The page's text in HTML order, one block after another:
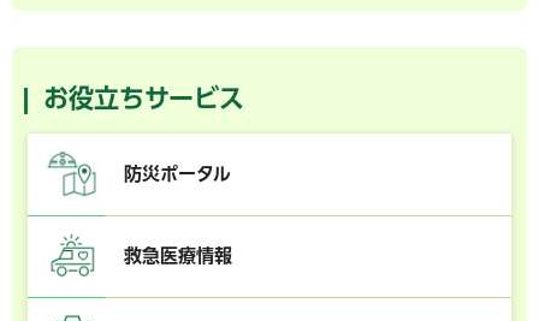
お役立ちサービス
防災ポータル
救急医療情報